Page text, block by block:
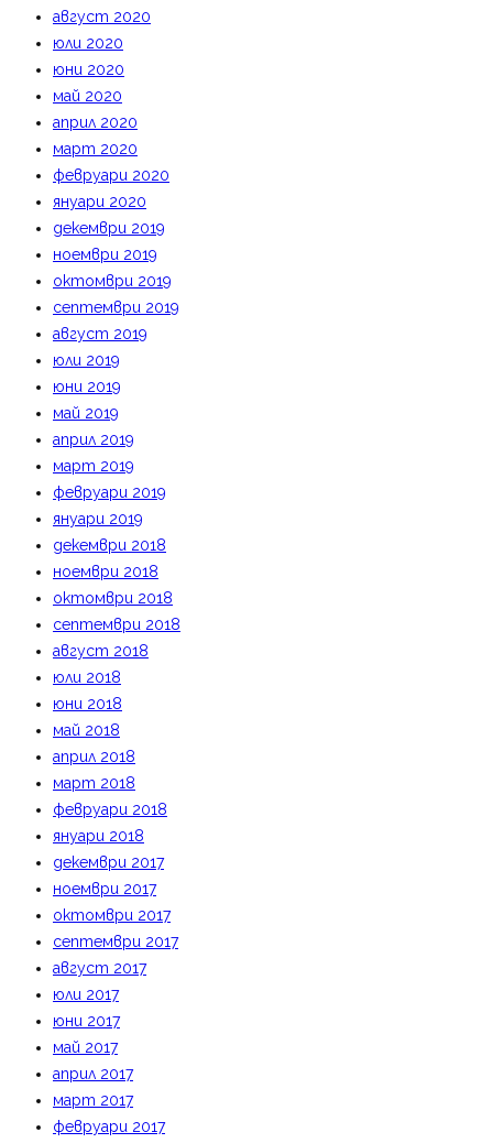
август 2020
юли 2020
юни 2020
май 2020
април 2020
март 2020
февруари 2020
януари 2020
декември 2019
ноември 2019
октомври 2019
септември 2019
август 2019
юли 2019
юни 2019
май 2019
април 2019
март 2019
февруари 2019
януари 2019
декември 2018
ноември 2018
октомври 2018
септември 2018
август 2018
юли 2018
юни 2018
май 2018
април 2018
март 2018
февруари 2018
януари 2018
декември 2017
ноември 2017
октомври 2017
септември 2017
август 2017
юли 2017
юни 2017
май 2017
април 2017
март 2017
февруари 2017